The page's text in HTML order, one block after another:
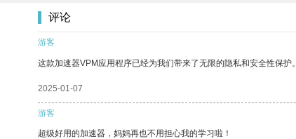
评论
游客
这款加速器VPM应用程序已经为我们带来了无限的隐私和安全性保护。
2025-01-07
游客
超级好用的加速器，妈妈再也不用担心我的学习啦！